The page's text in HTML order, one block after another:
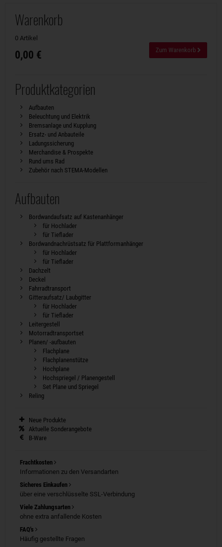
Warenkorb
0 Artikel
0,00 € Zum Warenkorb
Produktkategorien
Aufbauten
Beleuchtung und Elektrik
Bremsanlage und Kupplung
Ersatz- und Anbauteile
Ladungssicherung
Merchandise & Prospekte
Rund ums Rad
Zubehör nach STEMA-Modellen
Aufbauten
Bordwandaufsatz auf Kastenanhänger
für Hochlader
für Tieflader
Bordwandnachrüstsatz für Plattformanhänger
für Hochlader
für Tieflader
Dachzelt
Deckel
Fahrradtransport
Gitteraufsatz/ Laubgitter
für Hochlader
für Tieflader
Leitergestell
Motorradtransportset
Planen/ -aufbauten
Flachplane
Flachplanenstütze
Hochplane
Hochspriegel / Planengestell
Set Plane und Spriegel
Reling
Neue Produkte
Aktuelle Sonderangebote
B-Ware
Frachtkosten
Informationen zu den Versandarten
Sicheres Einkaufen
über eine verschlüsselte SSL-Verbindung
Viele Zahlungsarten
ohne extra anfallende Kosten
FAQ's
Häufig gestellte Fragen